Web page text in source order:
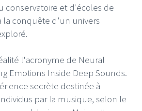
conservatoire et d'écoles de
la conquête d'un univers
l'acronyme de Neural
Emotions Inside Deep Sounds.
secrète destinée à
par la musique, selon le